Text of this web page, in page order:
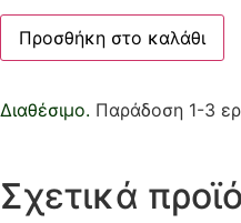
Προσθήκη στο καλάθι
Διαθέσιμο. Παράδοση 1-3
Σχετικά